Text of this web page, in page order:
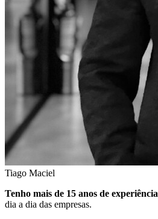
Tiago Maciel
Tenho mais de 15 anos de experiência
dia a dia das empresas.